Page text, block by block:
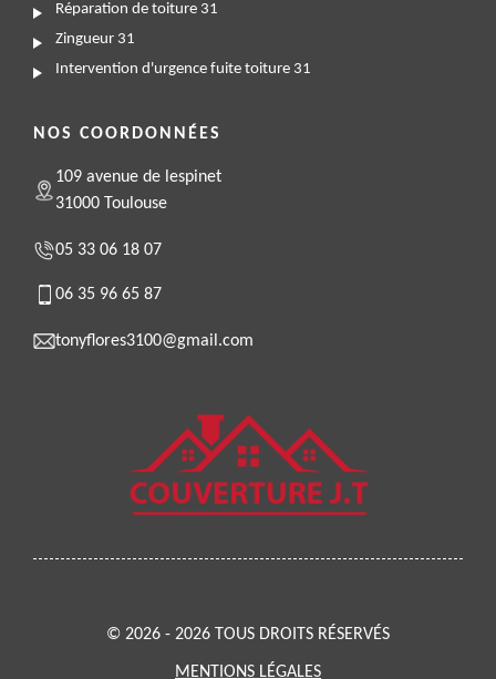
Réparation de toiture 31
Zingueur 31
Intervention d'urgence fuite toiture 31
NOS COORDONNÉES
109 avenue de lespinet
31000 Toulouse
05 33 06 18 07
06 35 96 65 87
tonyflores3100@gmail.com
© 2026 - 2026 TOUS DROITS RÉSERVÉS
MENTIONS LÉGALES